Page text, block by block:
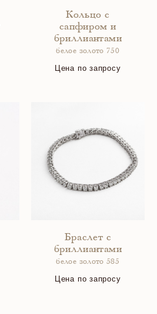
Кольцо с
сапфиром и
бриллиантами
белое золото 750
Цена по запросу
Браслет с
бриллиантами
белое золото 585
Цена по запросу